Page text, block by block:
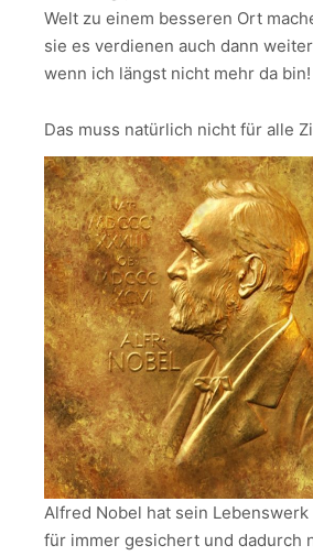
Welt zu einem besseren Ort
sie es verdienen auch dann
wenn ich längst nicht mehr da bin!
Das muss natürlich nicht für alle
Alfred Nobel hat sein
für immer gesichert und dadurch